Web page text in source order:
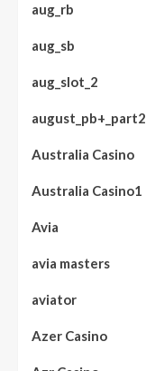
aug_rb
aug_sb
aug_slot_2
august_pb+_part2
Australia Casino
Australia Casino1
Avia
avia masters
aviator
Azer Casino